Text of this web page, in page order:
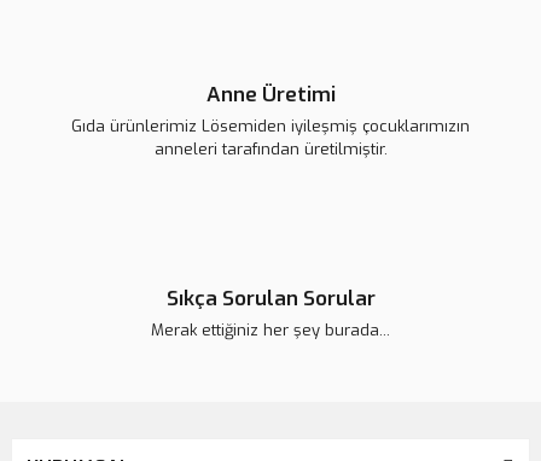
Anne Üretimi
Gıda ürünlerimiz Lösemiden iyileşmiş çocuklarımızın
anneleri tarafından üretilmiştir.
Sıkça Sorulan Sorular
Merak ettiğiniz her şey burada...